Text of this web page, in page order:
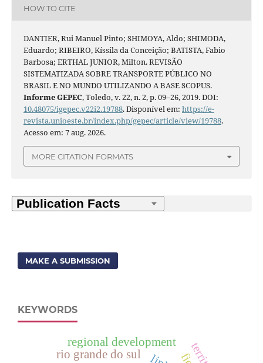
HOW TO CITE
DANTIER, Rui Manuel Pinto; SHIMOYA, Aldo; SHIMODA,
Eduardo; RIBEIRO, Kíssila da Conceição; BATISTA, Fabio
Barbosa; ERTHAL JUNIOR, Milton. REVISÃO
SISTEMATIZADA SOBRE TRANSPORTE PÚBLICO NO
BRASIL E NO MUNDO UTILIZANDO A BASE SCOPUS.
Informe GEPEC, Toledo, v. 22, n. 2, p. 09–26, 2019. DOI:
10.48075/igepec.v22i2.19788. Disponível em: https://e-
revista.unioeste.br/index.php/gepec/article/view/19788.
Acesso em: 7 aug. 2026.
MORE CITATION FORMATS
MAKE A SUBMISSION
KEYWORDS
rio grande do sul
regional development